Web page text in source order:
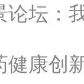
论坛：
健康创